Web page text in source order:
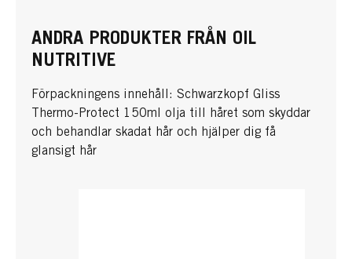
ANDRA PRODUKTER FRÅN OIL
NUTRITIVE
Förpackningens innehåll: Schwarzkopf Gliss
Thermo-Protect 150ml olja till håret som skyddar
och behandlar skadat hår och hjälper dig få
glansigt hår